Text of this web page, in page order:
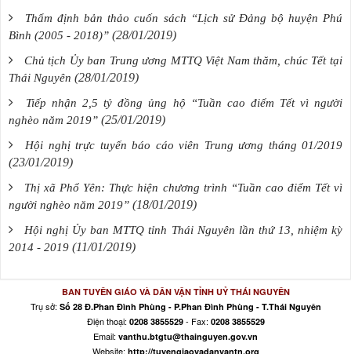
Thẩm định bản thảo cuốn sách “Lịch sử Đảng bộ huyện Phú
Bình (2005 - 2018)” (28/01/2019)
Chủ tịch Ủy ban Trung ương MTTQ Việt Nam thăm, chúc Tết tại
Thái Nguyên (28/01/2019)
Tiếp nhận 2,5 tỷ đồng ủng hộ “Tuần cao điểm Tết vì người
nghèo năm 2019” (25/01/2019)
Hội nghị trực tuyến báo cáo viên Trung ương tháng 01/2019
(23/01/2019)
Thị xã Phổ Yên: Thực hiện chương trình “Tuần cao điểm Tết vì
người nghèo năm 2019” (18/01/2019)
Hội nghị Ủy ban MTTQ tỉnh Thái Nguyên lần thứ 13, nhiệm kỳ
2014 - 2019 (11/01/2019)
BAN TUYÊN GIÁO VÀ DÂN VẬN TỈNH UỶ THÁI NGUYÊN
Trụ sở: Số 28 Đ.Phan Đình Phùng - P.Phan Đình Phùng - T.Thái Nguyên
Điện thoại: 0208 3855529- Fax: 0208 3855529
Email: vanthu.btgtu@thainguyen.gov.vn
Website: http://tuyengiaovadanvantn.org